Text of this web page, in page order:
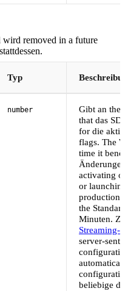
wird removed in a future
stattdessen.
Typ
number
Gibt an the
that das
for die
flags. The
time it
activating
or
production
the
Minuten.
Streaming-
server-sent
beliebige